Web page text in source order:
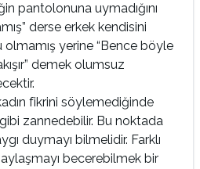
pantolonuna uymadığını
derse erkek kendisini
olmamış yerine “Bence böyle
demek olumsuz
fikrini söylemediğinde
zannedebilir. Bu noktada
duymayı bilmelidir. Farklı
becerebilmek bir